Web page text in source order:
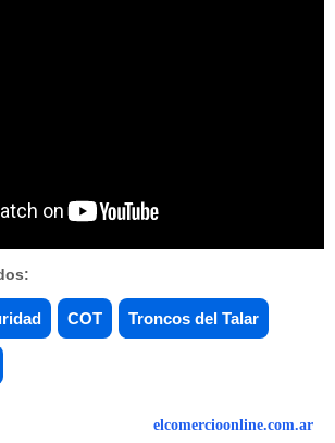
COT Troncos del Talar
elcomercioonline.com.ar